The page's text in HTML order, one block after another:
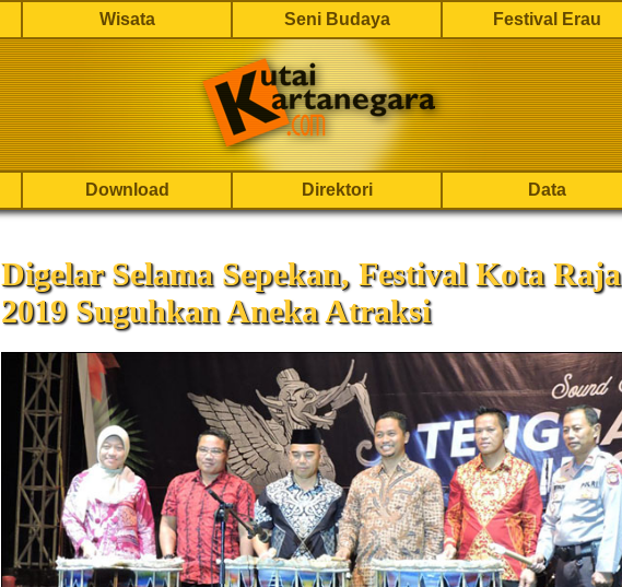
Wisata Seni Budaya Festival Erau
Download Direktori Data
Digelar Selama Sepekan, Festival Kota Raja
2019 Suguhkan Aneka Atraksi